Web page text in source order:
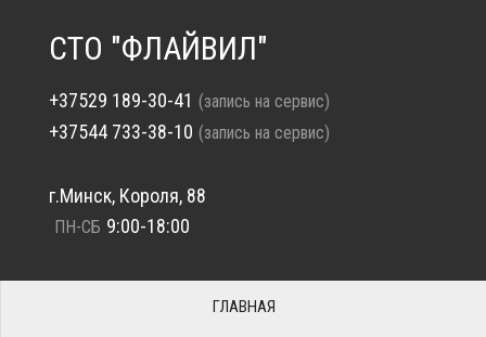
СТО "ФЛАЙВИЛ"
+37529 189-30-41 (запись на сервис)
+37544 733-38-10 (запись на сервис)
г.Минск, Короля, 88
ПН-СБ 9:00-18:00
ГЛАВНАЯ